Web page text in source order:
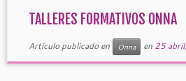
TALLERES FORMATIVOS ONNA
Artículo publicado en Onna en 25